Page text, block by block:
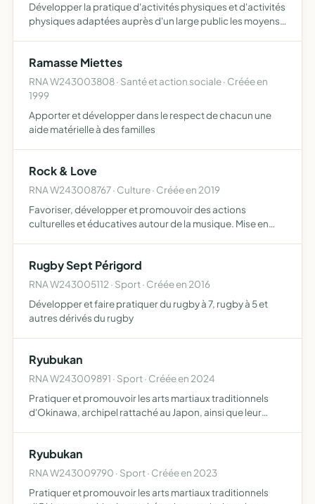
Développer la pratique d'activités physiques et d'activités
physiques adaptées auprès d'un large public les moyens
Ramasse Miettes
RNA W243003808 · Santé et action sociale · Créée en
1999
Apporter et développer dans le respect de chacun une
aide matérielle à des familles
Rock & Love
RNA W243008767 · Culture · Créée en 2019
Favoriser, développer et promouvoir des actions
culturelles et éducatives autour de la musique. Mise en
Rugby Sept Périgord
RNA W243005112 · Sport · Créée en 2016
Développer et faire pratiquer du rugby à 7, rugby à 5 et
autres dérivés du rugby
Ryubukan
RNA W243009891 · Sport · Créée en 2024
Pratiquer et promouvoir les arts martiaux traditionnels
d'Okinawa, archipel rattaché au Japon, ainsi que leur
pr…
Ryubukan
RNA W243009790 · Sport · Créée en 2023
Pratiquer et promouvoir les arts martiaux traditionnels